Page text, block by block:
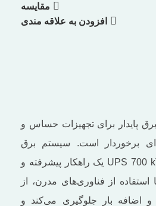
مقایسه
افزودن به علاقه مندی
برق پایدار برای تجهیزات حساس و
برخوردار است. سیستم برق
اضطراری UPS 700 kVA Euronet یک راهکار پیشرفته و
از فناوری‌های مدرن، از
و اضافه بار جلوگیری می‌کند و